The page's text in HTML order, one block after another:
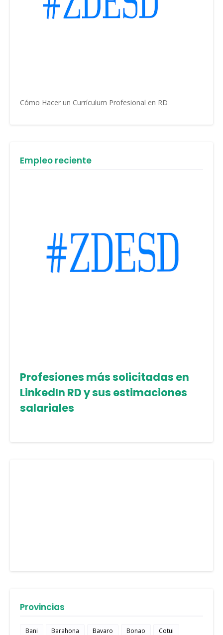
Cómo Hacer un Currículum Profesional en RD
Empleo reciente
Profesiones más solicitadas en
LinkedIn RD y sus estimaciones
salariales
Provincias
Bani Barahona Bavaro Bonao Cotui